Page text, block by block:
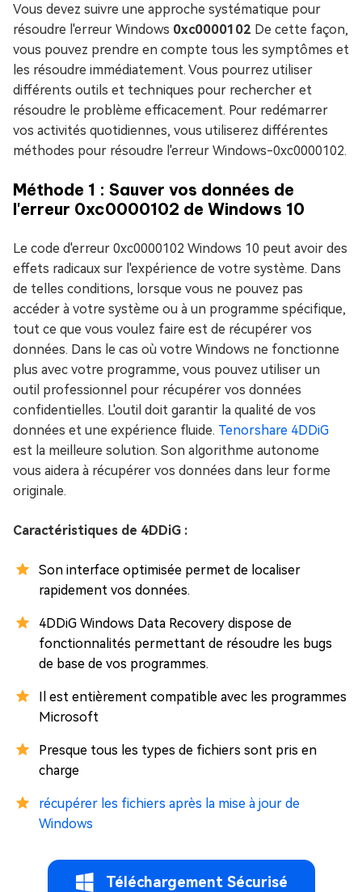
Vous devez suivre une approche systématique pour
résoudre l'erreur Windows 0xc0000102 De cette façon,
vous pouvez prendre en compte tous les symptômes et
les résoudre immédiatement. Vous pourrez utiliser
différents outils et techniques pour rechercher et
résoudre le problème efficacement. Pour redémarrer
vos activités quotidiennes, vous utiliserez différentes
méthodes pour résoudre l'erreur Windows-0xc0000102.
Méthode 1 : Sauver vos données de
l'erreur 0xc0000102 de Windows 10
Le code d'erreur 0xc0000102 Windows 10 peut avoir des
effets radicaux sur l'expérience de votre système. Dans
de telles conditions, lorsque vous ne pouvez pas
accéder à votre système ou à un programme spécifique,
tout ce que vous voulez faire est de récupérer vos
données. Dans le cas où votre Windows ne fonctionne
plus avec votre programme, vous pouvez utiliser un
outil professionnel pour récupérer vos données
confidentielles. L'outil doit garantir la qualité de vos
données et une expérience fluide. Tenorshare 4DDiG
est la meilleure solution. Son algorithme autonome
vous aidera à récupérer vos données dans leur forme
originale.
Caractéristiques de 4DDiG :
Son interface optimisée permet de localiser
rapidement vos données.
4DDiG Windows Data Recovery dispose de
fonctionnalités permettant de résoudre les bugs
de base de vos programmes.
Il est entièrement compatible avec les programmes
Microsoft
Presque tous les types de fichiers sont pris en
charge
récupérer les fichiers après la mise à jour de
Windows
Téléchargement Sécurisé